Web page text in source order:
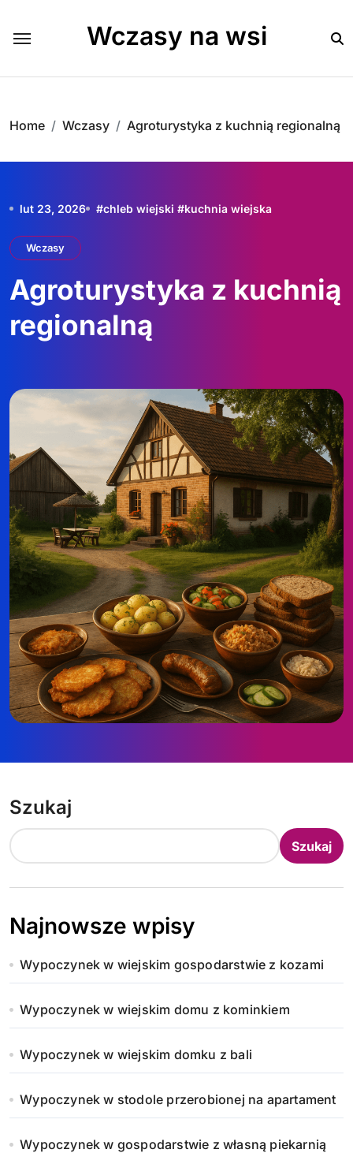
content
Wczasy na wsi
Home Wczasy Agroturystyka z kuchnią regionalną
lut 23, 2026 #chleb wiejski #kuchnia wiejska
Wczasy
Agroturystyka z kuchnią
regionalną
Szukaj
Szukaj
Najnowsze wpisy
Wypoczynek w wiejskim gospodarstwie z kozami
Wypoczynek w wiejskim domu z kominkiem
Wypoczynek w wiejskim domku z bali
Wypoczynek w stodole przerobionej na apartament
Wypoczynek w gospodarstwie z własną piekarnią